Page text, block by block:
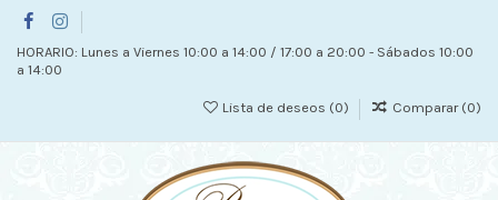
HORARIO: Lunes a Viernes 10:00 a 14:00 / 17:00 a 20:00 - Sábados 10:00
a 14:00
Lista de deseos (0) Comparar (0)